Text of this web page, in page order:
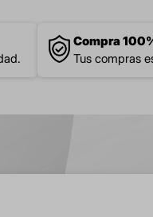
Compra
Tus compras